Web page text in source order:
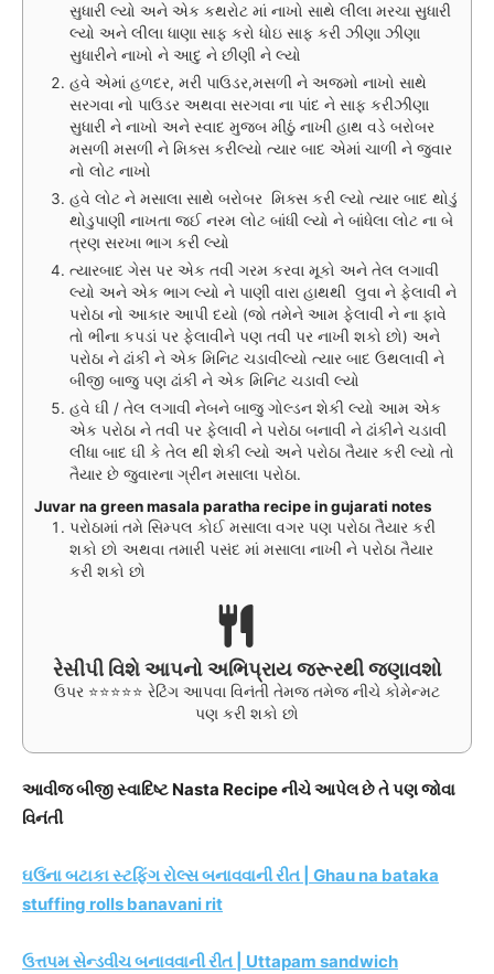
સુધારી લ્યો અને એક કથરોટ માં નાખો સાથે લીલા મરચા સુધારી
લ્યો અને લીલા ધાણા સાફ કરો ધોઇ સાફ કરી ઝીણા ઝીણા
સુધારીને નાખો ને આદુ ને છીણી ને લ્યો
હવે એમાં હળદર, મરી પાઉડર,મસળી ને અજમો નાખો સાથે
સરગવા નો પાઉડર અથવા સરગવા ના પાંદ ને સાફ કરીઝીણા
સુધારી ને નાખો અને સ્વાદ મુજબ મીઠું નાખી હાથ વડે બરોબર
મસળી મસળી ને મિક્સ કરીલ્યો ત્યાર બાદ એમાં ચાળી ને જુવાર
નો લોટ નાખો
હવે લોટ ને મસાલા સાથે બરોબર મિક્સ કરી લ્યો ત્યાર બાદ થોડું
થોડુપાણી નાખતા જઈ નરમ લોટ બાંધી લ્યો ને બાંધેલા લોટ ના બે
ત્રણ સરખા ભાગ કરી લ્યો
ત્યારબાદ ગેસ પર એક તવી ગરમ કરવા મૂકો અને તેલ લગાવી
લ્યો અને એક ભાગ લ્યો ને પાણી વારા હાથથી લુવા ને ફેલાવી ને
પરોઠા નો આકાર આપી દયો (જો તમેને આમ ફેલાવી ને ના ફાવે
તો ભીના કપડાં પર ફેલાવીને પણ તવી પર નાખી શકો છો) અને
પરોઠા ને ઢાંકી ને એક મિનિટ ચડાવીલ્યો ત્યાર બાદ ઉથલાવી ને
બીજી બાજુ પણ ઢાંકી ને એક મિનિટ ચડાવી લ્યો
હવે ઘી / તેલ લગાવી નેબને બાજુ ગોલ્ડન શેકી લ્યો આમ એક
એક પરોઠા ને તવી પર ફેલાવી ને પરોઠા બનાવી ને ઢાંકીને ચડાવી
લીધા બાદ ઘી કે તેલ થી શેકી લ્યો અને પરોઠા તૈયાર કરી લ્યો તો
તૈયાર છે જુવારના ગ્રીન મસાલા પરોઠા.
Juvar na green masala paratha recipe in gujarati notes
પરોઠામાં તમે સિમ્પલ કોઈ મસાલા વગર પણ પરોઠા તૈયાર કરી
શકો છો અથવા તમારી પસંદ માં મસાલા નાખી ને પરોઠા તૈયાર
કરી શકો છો
રેસીપી વિશે આપનો અભિપ્રાય જરૂરથી જણાવશો
ઉપર ⭐⭐⭐⭐⭐ રેટિંગ આપવા વિનંતી તેમજ તમેજ નીચે કોમેન્મટ
પણ કરી શકો છો
આવીજ બીજી સ્વાદિષ્ટ Nasta Recipe નીચે આપેલ છે તે પણ જોવા
વિનંતી
ઘઉંના બટાકા સ્ટફિંગ રોલ્સ બનાવવાની રીત | Ghau na bataka
stuffing rolls banavani rit
ઉત્તપમ સેન્ડવીચ બનાવવાની રીત | Uttapam sandwich